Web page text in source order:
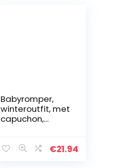
Babyromper,
winteroutfit, met
capuchon,
meisjes, overall,
€21.94